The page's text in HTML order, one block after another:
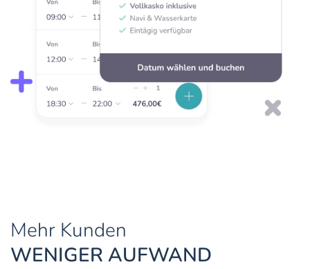
Mehr Kunden
WENIGER AUFWAND